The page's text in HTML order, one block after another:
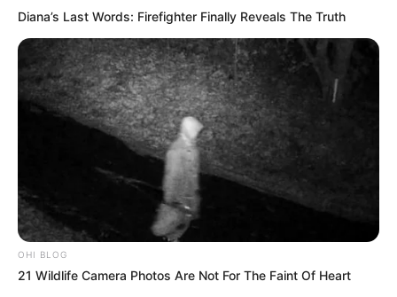
Diana’s Last Words: Firefighter Finally Reveals The Truth
OHI BLOG
21 Wildlife Camera Photos Are Not For The Faint Of Heart